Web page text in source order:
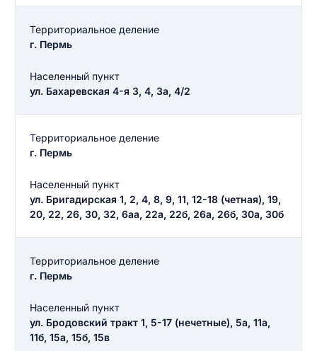
Территориальное деление
г. Пермь
Населенный пункт
ул. Бахаревская 4-я 3, 4, 3а, 4/2
Территориальное деление
г. Пермь
Населенный пункт
ул. Бригадирская 1, 2, 4, 8, 9, 11, 12-18 (четная), 19,
20, 22, 26, 30, 32, 6аа, 22а, 22б, 26а, 26б, 30а, 30б
Территориальное деление
г. Пермь
Населенный пункт
ул. Бродовский тракт 1, 5-17 (нечетные), 5а, 11а,
11б, 15а, 15б, 15в